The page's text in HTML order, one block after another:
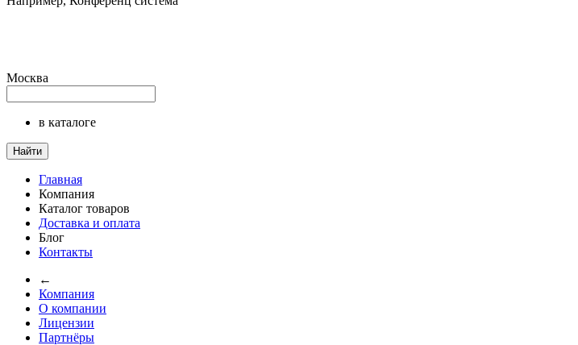
Москва
в каталоге
Найти
Главная
Компания
Каталог товаров
Доставка и оплата
Блог
Контакты
←
Компания
О компании
Лицензии
Партнёры